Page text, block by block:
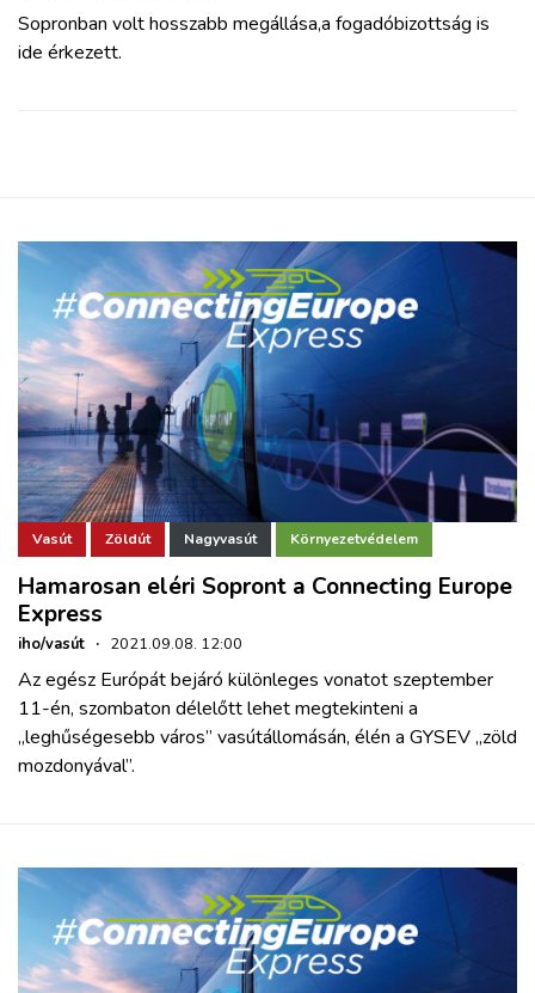
Sopronban volt hosszabb megállása,a fogadóbizottság is
ide érkezett.
Vasút Zöldút Nagyvasút Környezetvédelem
Hamarosan eléri Sopront a Connecting Europe
Express
iho/vasút · 2021.09.08. 12:00
Az egész Európát bejáró különleges vonatot szeptember
11-én, szombaton délelőtt lehet megtekinteni a
„leghűségesebb város” vasútállomásán, élén a GYSEV „zöld
mozdonyával”.